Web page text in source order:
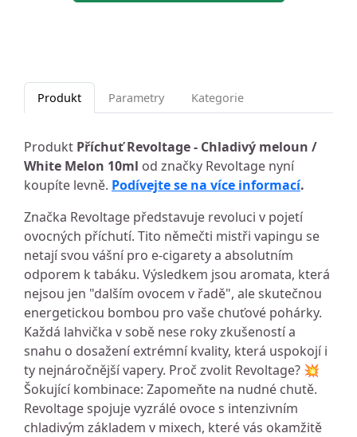
Produkt Parametry Kategorie
Produkt Příchuť Revoltage - Chladivý meloun /
White Melon 10ml od značky Revoltage nyní
koupíte levně. Podívejte se na více informací.
Značka Revoltage představuje revoluci v pojetí
ovocných příchutí. Tito němečti mistři vapingu se
netají svou vášní pro e-cigarety a absolutním
odporem k tabáku. Výsledkem jsou aromata, která
nejsou jen "dalším ovocem v řadě", ale skutečnou
energetickou bombou pro vaše chuťové pohárky.
Každá lahvička v sobě nese roky zkušeností a
snahu o dosažení extrémní kvality, která uspokojí i
ty nejnáročnější vapery. Proč zvolit Revoltage? 💥
Šokující kombinace: Zapomeňte na nudné chutě.
Revoltage spojuje vyzrálé ovoce s intenzivním
chladivým základem v mixech, které vás okamžitě